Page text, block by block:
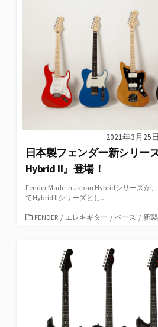
2021年3月25日
日本製フェンダー新シリー
Hybrid II』登場！
Fender Made in Japan Hybridシリーズが
てHybrid IIシリーズとし...
カFENDER / エレキギター / ベース / 新